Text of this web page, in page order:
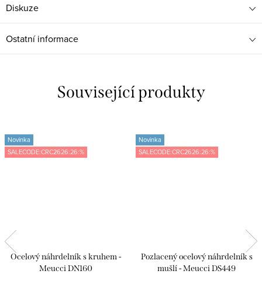
Diskuze
Ostatní informace
Související produkty
Novinka
SALECODE:CRC2626:26:%
Ocelový náhrdelník s kruhem -
Meucci DN160
Novinka
SALECODE:CRC2626:26:%
Pozlacený ocelový náhrdelník s
mušlí - Meucci DS449